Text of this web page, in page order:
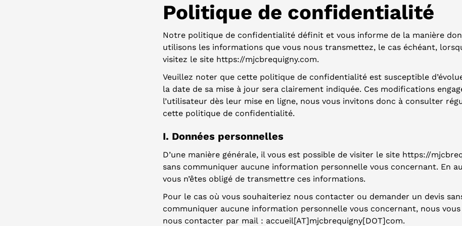
Politique de confidentialité
Notre politique de confidentialité définit et vous informe de la manière
utilisons les informations que vous nous transmettez, le cas échéant,
visitez le site https://mjcbrequigny.com.
Veuillez noter que cette politique de confidentialité est susceptible
la date de sa mise à jour sera clairement indiquée. Ces modifications
l’utilisateur dès leur mise en ligne, nous vous invitons donc à consulter
cette politique de confidentialité.
I. Données personnelles
D’une manière générale, il vous est possible de visiter le site https://
sans communiquer aucune information personnelle vous concernant. En
vous n’êtes obligé de transmettre ces informations.
Pour le cas où vous souhaiteriez nous contacter ou demander un devis
communiquer aucune information personnelle vous concernant, nous
nous contacter par mail : accueil[AT]mjcbrequigny[DOT]com.